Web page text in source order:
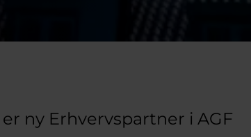
ny Erhvervspartner i AGF